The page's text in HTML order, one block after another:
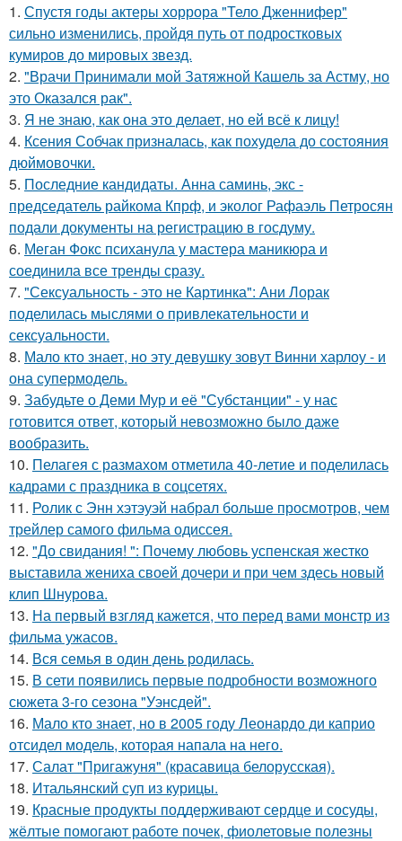
1. Спустя годы актеры хоррора "Тело Дженнифер"
сильно изменились, пройдя путь от подростковых
кумиров до мировых звезд.
2. "Врачи Принимали мой Затяжной Кашель за Астму, но
это Оказался рак".
3. Я не знаю, как она это делает, но ей всё к лицу!
4. Ксения Собчак призналась, как похудела до состояния
дюймовочки.
5. Последние кандидаты. Анна саминь, экс -
председатель райкома Кпрф, и эколог Рафаэль Петросян
подали документы на регистрацию в госдуму.
6. Меган Фокс психанула у мастера маникюра и
соединила все тренды сразу.
7. "Сексуальность - это не Картинка": Ани Лорак
поделилась мыслями о привлекательности и
сексуальности.
8. Мало кто знает, но эту девушку зовут Винни харлоу - и
она супермодель.
9. Забудьте о Деми Мур и её "Субстанции" - у нас
готовится ответ, который невозможно было даже
вообразить.
10. Пелагея с размахом отметила 40-летие и поделилась
кадрами с праздника в соцсетях.
11. Ролик с Энн хэтэуэй набрал больше просмотров, чем
трейлер самого фильма одиссея.
12. "До свидания! ": Почему любовь успенская жестко
выставила жениха своей дочери и при чем здесь новый
клип Шнурова.
13. На первый взгляд кажется, что перед вами монстр из
фильма ужасов.
14. Вся семья в один день родилась.
15. В сети появились первые подробности возможного
сюжета 3-го сезона "Уэнсдей".
16. Мало кто знает, но в 2005 году Леонардо ди каприо
отсидел модель, которая напала на него.
17. Салат "Пригажуня" (красавица белорусская).
18. Итальянский суп из курицы.
19. Красные продукты поддерживают сердце и сосуды,
жёлтые помогают работе почек, фиолетовые полезны